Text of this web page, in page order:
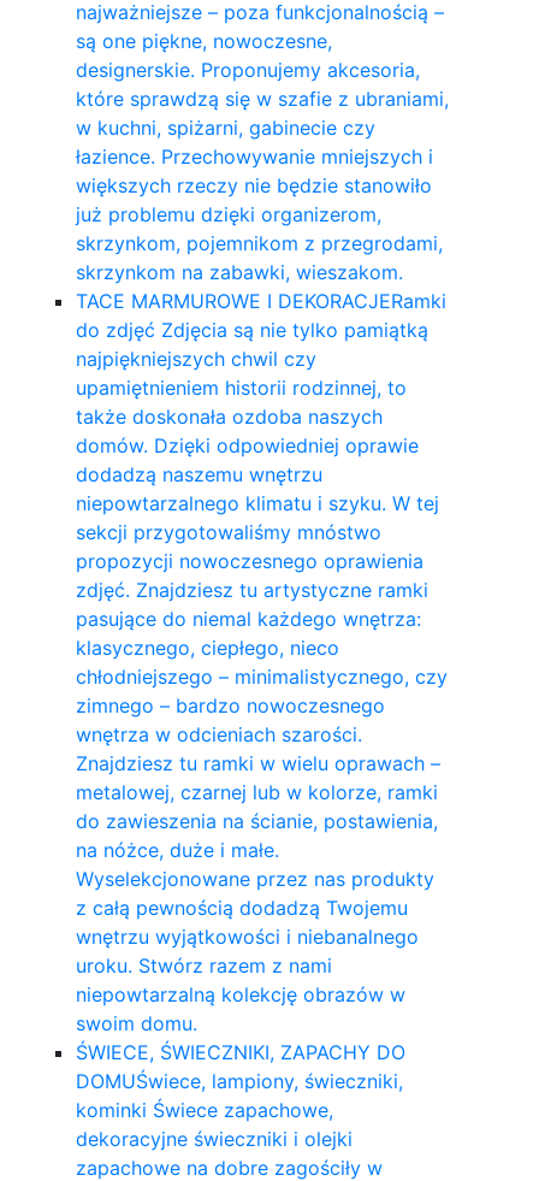
najważniejsze – poza funkcjonalnością –
są one piękne, nowoczesne,
designerskie. Proponujemy akcesoria,
które sprawdzą się w szafie z ubraniami,
w kuchni, spiżarni, gabinecie czy
łazience. Przechowywanie mniejszych i
większych rzeczy nie będzie stanowiło
już problemu dzięki organizerom,
skrzynkom, pojemnikom z przegrodami,
skrzynkom na zabawki, wieszakom.
TACE MARMUROWE I DEKORACJERamki
do zdjęć Zdjęcia są nie tylko pamiątką
najpiękniejszych chwil czy
upamiętnieniem historii rodzinnej, to
także doskonała ozdoba naszych
domów. Dzięki odpowiedniej oprawie
dodadzą naszemu wnętrzu
niepowtarzalnego klimatu i szyku. W tej
sekcji przygotowaliśmy mnóstwo
propozycji nowoczesnego oprawienia
zdjęć. Znajdziesz tu artystyczne ramki
pasujące do niemal każdego wnętrza:
klasycznego, ciepłego, nieco
chłodniejszego – minimalistycznego, czy
zimnego – bardzo nowoczesnego
wnętrza w odcieniach szarości.
Znajdziesz tu ramki w wielu oprawach –
metalowej, czarnej lub w kolorze, ramki
do zawieszenia na ścianie, postawienia,
na nóżce, duże i małe.
Wyselekcjonowane przez nas produkty
z całą pewnością dodadzą Twojemu
wnętrzu wyjątkowości i niebanalnego
uroku. Stwórz razem z nami
niepowtarzalną kolekcję obrazów w
swoim domu.
ŚWIECE, ŚWIECZNIKI, ZAPACHY DO
DOMUŚwiece, lampiony, świeczniki,
kominki Świece zapachowe,
dekoracyjne świeczniki i olejki
zapachowe na dobre zagościły w